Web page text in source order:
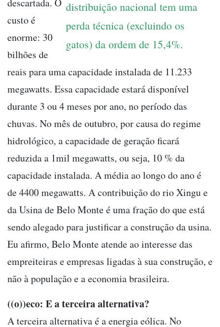
distribuição nacional tem uma
perda técnica (excluindo os
gatos) da ordem de 15,4%.
descartada. O
custo é
enorme: 30
bilhões de
reais para uma capacidade instalada de 11.233
megawatts. Essa capacidade estará disponível
durante 3 ou 4 meses por ano, no período das
chuvas. No mês de outubro, por causa do regime
hidrológico, a capacidade de geração ficará
reduzida a 1mil megawatts, ou seja, 10 % da
capacidade instalada. A média ao longo do ano é
de 4400 megawatts. A contribuição do rio Xingu e
da Usina de Belo Monte é uma fração do que está
sendo alegado para justificar a construção da usina.
Eu afirmo, Belo Monte atende ao interesse das
empreiteiras e empresas ligadas à sua construção, e
não à população e a economia brasileira.
((o))eco: E a terceira alternativa?
A terceira alternativa é a energia eólica. No